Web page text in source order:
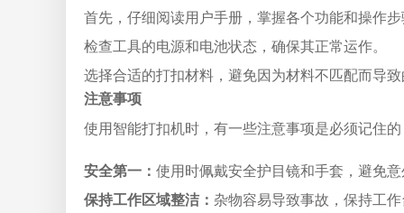
首先，仔细阅读用户手册，掌握各个功能和操作
检查工具的电源和电池状态，确保其正常运作。
选择合适的打扣材料，避免因为材料不匹配而导
注意事项
使用智能打扣机时，有一些注意事项是必须记住的
安全第一： 使用时佩戴安全护目镜和手套，避免
保持工作区域整洁： 杂物容易导致事故，保持工